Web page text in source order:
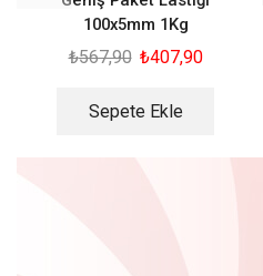
100x5mm 1Kg
₺567,90 ₺407,90
Sepete Ekle